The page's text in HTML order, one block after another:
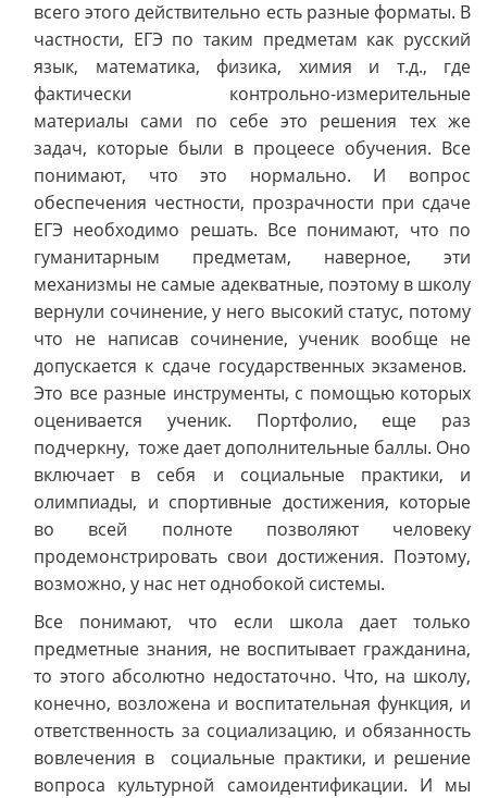
всего этого действительно есть разные форматы. В
частности, ЕГЭ по таким предметам как русский
язык, математика, физика, химия и т.д., где
фактически контрольно-измерительные
материалы сами по себе это решения тех же
задач, которые были в процеесе обучения. Все
понимают, что это нормально. И вопрос
обеспечения честности, прозрачности при сдаче
ЕГЭ необходимо решать. Все понимают, что по
гуманитарным предметам, наверное, эти
механизмы не самые адекватные, поэтому в школу
вернули сочинение, у него высокий статус, потому
что не написав сочинение, ученик вообще не
допускается к сдаче государственных экзаменов.
Это все разные инструменты, с помощью которых
оценивается ученик. Портфолио, еще раз
подчеркну, тоже дает дополнительные баллы. Оно
включает в себя и социальные практики, и
олимпиады, и спортивные достижения, которые
во всей полноте позволяют человеку
продемонстрировать свои достижения. Поэтому,
возможно, у нас нет однобокой системы.
Все понимают, что если школа дает только
предметные знания, не воспитывает гражданина,
то этого абсолютно недостаточно. Что, на школу,
конечно, возложена и воспитательная функция, и
ответственность за социализацию, и обязанность
вовлечения в социальные практики, и решение
вопроса культурной самоидентификации. И мы